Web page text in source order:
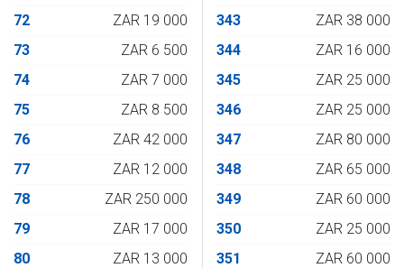
72
ZAR 19 000
73
ZAR 6 500
74
ZAR 7 000
75
ZAR 8 500
76
ZAR 42 000
77
ZAR 12 000
78
ZAR 250 000
79
ZAR 17 000
80
ZAR 13 000
343
ZAR 38 000
344
ZAR 16 000
345
ZAR 25 000
346
ZAR 25 000
347
ZAR 80 000
348
ZAR 65 000
349
ZAR 60 000
350
ZAR 25 000
351
ZAR 60 000